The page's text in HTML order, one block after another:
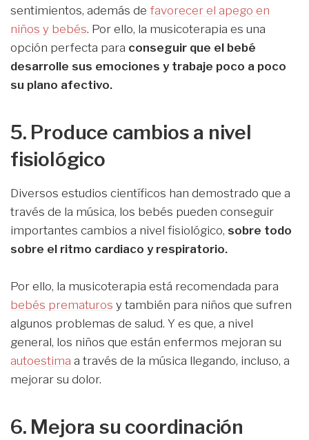
sentimientos, además de favorecer el apego en
niños y bebés. Por ello, la musicoterapia es una
opción perfecta para conseguir que el bebé
desarrolle sus emociones y trabaje poco a poco
su plano afectivo.
5. Produce cambios a nivel
fisiológico
Diversos estudios científicos han demostrado que a
través de la música, los bebés pueden conseguir
importantes cambios a nivel fisiológico, sobre todo
sobre el ritmo cardiaco y respiratorio.
Por ello, la musicoterapia está recomendada para
bebés prematuros y también para niños que sufren
algunos problemas de salud. Y es que, a nivel
general, los niños que están enfermos mejoran su
autoestima a través de la música llegando, incluso, a
mejorar su dolor.
6. Mejora su coordinación